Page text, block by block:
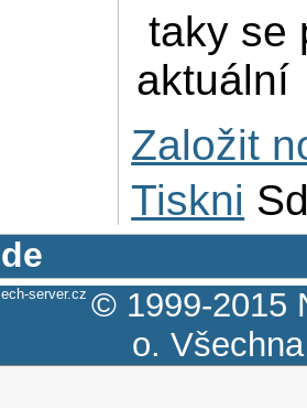
taky se
aktuální
Založit
Tiskni
server.cz © 1999-2015
o.